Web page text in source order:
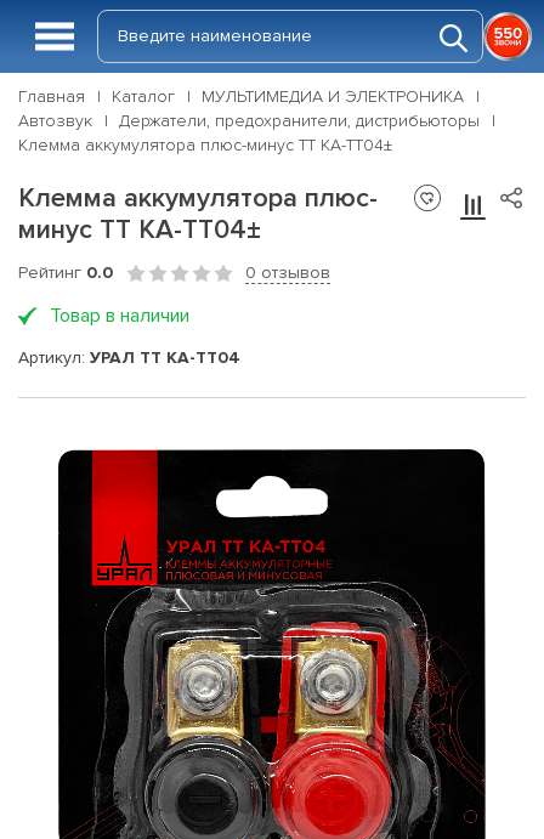
Главная Каталог
МУЛЬТИМЕДИА И ЭЛЕКТРОНИКА
Автозвук
Держатели, предохранители, дистрибьюторы
Клемма аккумулятора плюс-минус ТТ КА-ТТ04±
Клемма аккумулятора плюс-
минус ТТ КА-ТТ04±
Рейтинг 0.0 0 отзывов
Товар в наличии
Артикул: УРАЛ ТТ КА-ТТ04